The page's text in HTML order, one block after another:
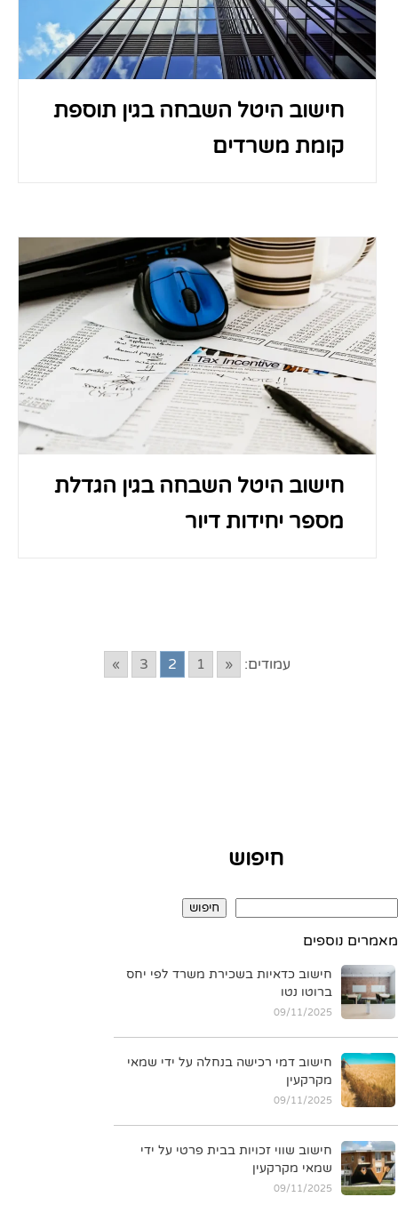
חישוב היטל השבחה בגין תוספת
קומת משרדים
חישוב היטל השבחה בגין הגדלת
מספר יחידות דיור
עמודים: «
1
2
3
»
חיפוש
חיפוש
מאמרים נוספים
חישוב כדאיות בשכירת משרד לפי יחס
ברוטו נטו
09/11/2025
חישוב דמי רכישה בנחלה על ידי שמאי
מקרקעין
09/11/2025
חישוב שווי זכויות בבית פרטי על ידי
שמאי מקרקעין
09/11/2025